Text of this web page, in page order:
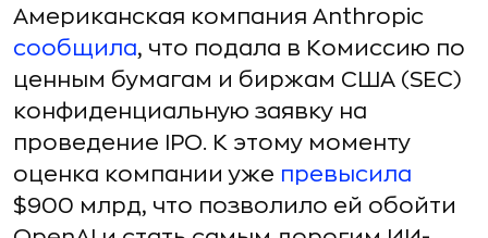
Американская компания Anthropic
сообщила, что подала в Комиссию по
ценным бумагам и биржам США (SEC)
конфиденциальную заявку на
проведение IPO. К этому моменту
оценка компании уже превысила
$900 млрд, что позволило ей обойти